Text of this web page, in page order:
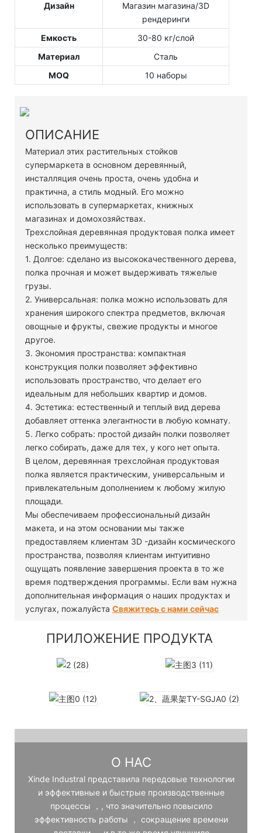
Дизайн
Магазин магазина/3D
рендеринги
Емкость
30-80 кг/слой
Материал
Сталь
MOQ
10 наборы
ОПИСАНИЕ
Материал этих растительных стойков
супермаркета в основном деревянный,
инсталляция очень проста, очень удобна и
практична, а стиль модный. Его можно
использовать в супермаркетах, книжных
магазинах и домохозяйствах.
Трехслойная деревянная продуктовая полка имеет
несколько преимуществ:
1. Долгое: сделано из высококачественного дерева,
полка прочная и может выдерживать тяжелые
грузы.
2. Универсальная: полка можно использовать для
хранения широкого спектра предметов, включая
овощные и фрукты, свежие продукты и многое
другое.
3. Экономия пространства: компактная
конструкция полки позволяет эффективно
использовать пространство, что делает его
идеальным для небольших квартир и домов.
4. Эстетика: естественный и теплый вид дерева
добавляет оттенка элегантности в любую комнату.
5. Легко собрать: простой дизайн полки позволяет
легко собирать, даже для тех, у кого нет опыта.
В целом, деревянная трехслойная продуктовая
полка является практическим, универсальным и
привлекательным дополнением к любому жилую
площади.
Мы обеспечиваем профессиональный дизайн
макета, и на этом основании мы также
предоставляем клиентам 3D -дизайн космического
пространства, позволяя клиентам интуитивно
ощущать появление завершения проекта в то же
время подтверждения программы. Если вам нужна
дополнительная информация о наших продуктах и ​​
услугах, пожалуйста Свяжитесь с нами сейчас
ПРИЛОЖЕНИЕ ПРОДУКТА
О НАС
Xinde Industral представила передовые технологии
и эффективные и быстрые производственные
процессы ，, что значительно повысило
эффективность работы ， сокращение времени